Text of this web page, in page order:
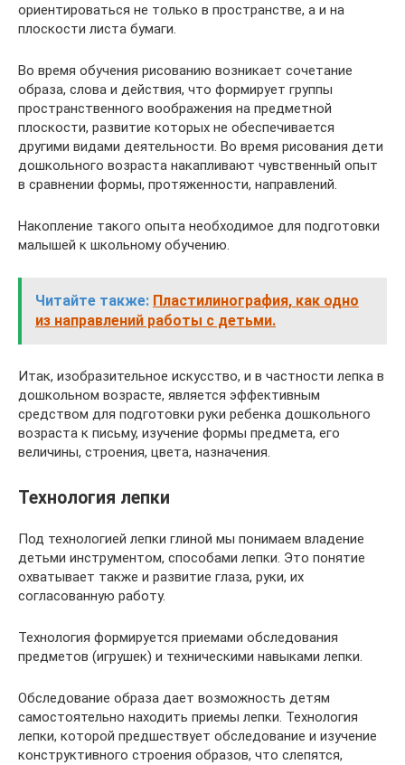
ориентироваться не только в пространстве, а и на
плоскости листа бумаги.
Во время обучения рисованию возникает сочетание
образа, слова и действия, что формирует группы
пространственного воображения на предметной
плоскости, развитие которых не обеспечивается
другими видами деятельности. Во время рисования дети
дошкольного возраста накапливают чувственный опыт
в сравнении формы, протяженности, направлений.
Накопление такого опыта необходимое для подготовки
малышей к школьному обучению.
Читайте также: Пластилинография, как одно
из направлений работы с детьми.
Итак, изобразительное искусство, и в частности лепка в
дошкольном возрасте, является эффективным
средством для подготовки руки ребенка дошкольного
возраста к письму, изучение формы предмета, его
величины, строения, цвета, назначения.
Технология лепки
Под технологией лепки глиной мы понимаем владение
детьми инструментом, способами лепки. Это понятие
охватывает также и развитие глаза, руки, их
согласованную работу.
Технология формируется приемами обследования
предметов (игрушек) и техническими навыками лепки.
Обследование образа дает возможность детям
самостоятельно находить приемы лепки. Технология
лепки, которой предшествует обследование и изучение
конструктивного строения образов, что слепятся,